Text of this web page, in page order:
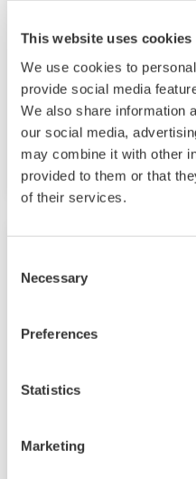
This website uses cookies
We use cookies to
provide social media
We also share information
our social media,
may combine it with other
provided to them or that
of their services.
Selection
Necessary
Preferences
Statistics
Marketing
reporting and data
check of ADMAG TI
AXW and CA Series
Vortex Flowmeter VY
FieldMate should be
FSA130 is the license
Verification Tool.
RXF magnetisch-